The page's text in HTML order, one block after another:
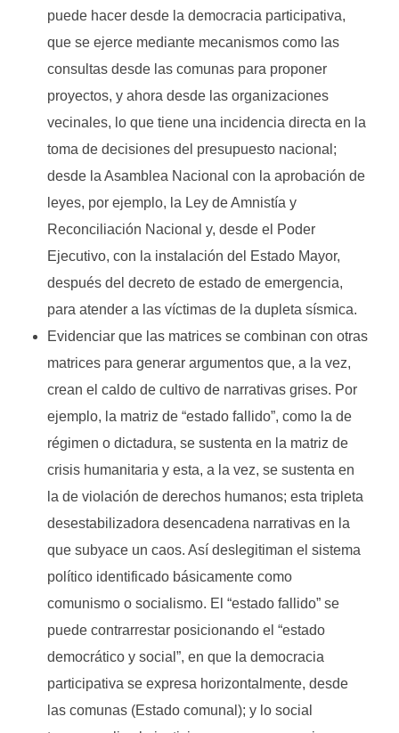
puede hacer desde la democracia participativa,
que se ejerce mediante mecanismos como las
consultas desde las comunas para proponer
proyectos, y ahora desde las organizaciones
vecinales, lo que tiene una incidencia directa en la
toma de decisiones del presupuesto nacional;
desde la Asamblea Nacional con la aprobación de
leyes, por ejemplo, la Ley de Amnistía y
Reconciliación Nacional y, desde el Poder
Ejecutivo, con la instalación del Estado Mayor,
después del decreto de estado de emergencia,
para atender a las víctimas de la dupleta sísmica.
Evidenciar que las matrices se combinan con otras
matrices para generar argumentos que, a la vez,
crean el caldo de cultivo de narrativas grises. Por
ejemplo, la matriz de “estado fallido”, como la de
régimen o dictadura, se sustenta en la matriz de
crisis humanitaria y esta, a la vez, se sustenta en
la de violación de derechos humanos; esta tripleta
desestabilizadora desencadena narrativas en la
que subyace un caos. Así deslegitiman el sistema
político identificado básicamente como
comunismo o socialismo. El “estado fallido” se
puede contrarrestar posicionando el “estado
democrático y social”, en que la democracia
participativa se expresa horizontalmente, desde
las comunas (Estado comunal); y lo social